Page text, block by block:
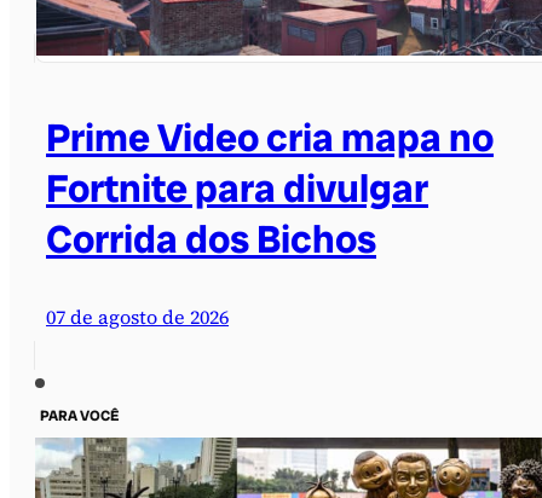
Prime Video cria mapa no
Fortnite para divulgar
Corrida dos Bichos
07 de agosto de 2026
PARA VOCÊ